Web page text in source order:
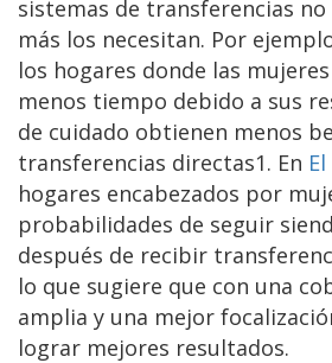
sistemas de transferencias no
más los necesitan. Por
los hogares donde las
menos tiempo debido a sus
de cuidado obtienen menos
transferencias directas1. En
hogares encabezados por
probabilidades de seguir
después de recibir
lo que sugiere que con una
amplia y una mejor
lograr mejores resultados.